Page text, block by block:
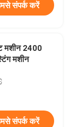
संपर्क करें
मशीन 2400
मशीन
संपर्क करें